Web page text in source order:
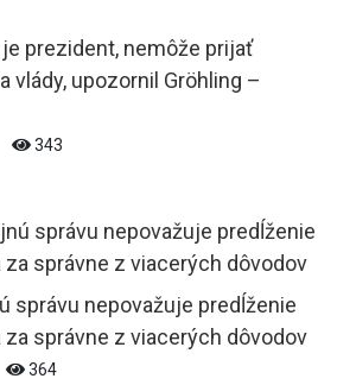
prezident, nemôže prijať
vlády, upozornil Gröhling –
343
správu nepovažuje predĺženie
správne z viacerých dôvodov
364